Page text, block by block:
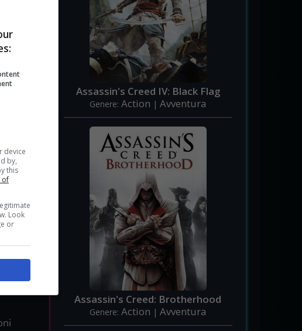
Assassin's Creed IV: Black Flag
Genere:Action |Avventura
Assassin's Creed: Brotherhood
Genere:Action |Avventura
device
by,
this
of
Look
or